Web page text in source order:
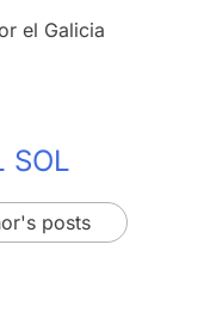
el Galicia
SOL
posts